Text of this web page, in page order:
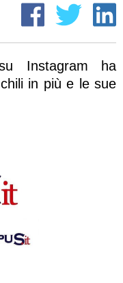
Instagram ha
in più e le sue